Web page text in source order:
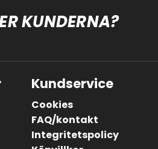
KUNDERNA?
Kundservice
Cookies
FAQ/kontakt
Integritetspolicy